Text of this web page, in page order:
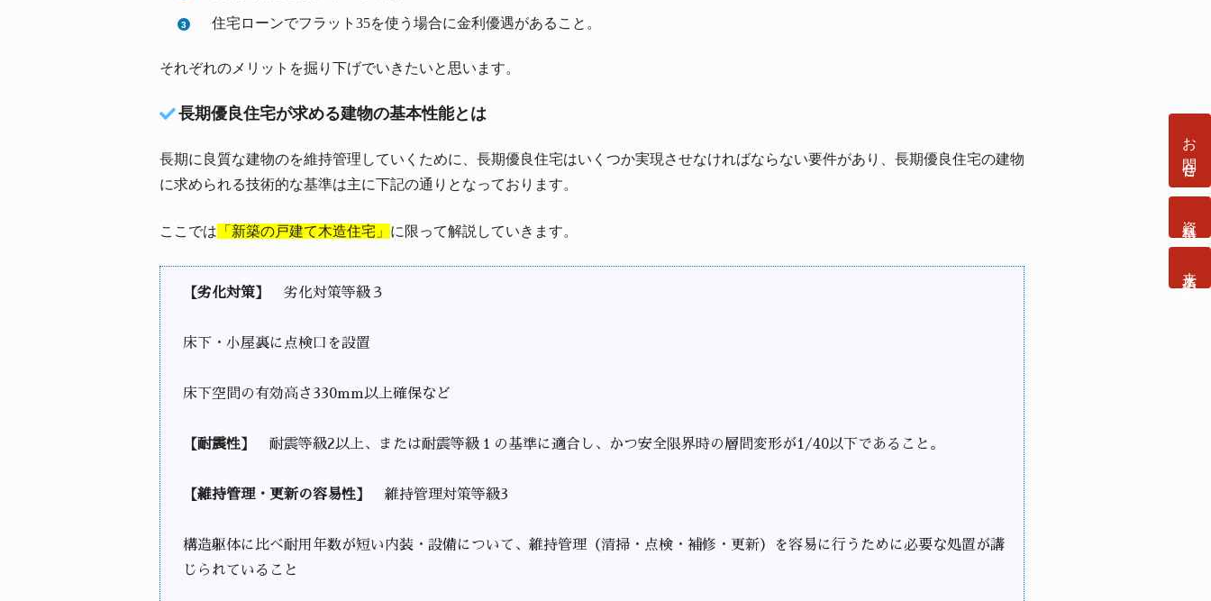
お問合せ
住宅ローンでフラット35を使う場合に金利優遇があること。
それぞれのメリットを掘り下げでいきたいと思います。
長期優良住宅が求める建物の基本性能とは
長期に良質な建物のを維持管理していくために、長期優良住宅はいくつか実現させなければならない要件があり、長期優良住宅の建物
に求められる技術的な基準は主に下記の通りとなっております。
ここでは 「新築の戸建て木造住宅」 に限って解説していきます。
【劣化対策】 劣化対策等級３
床下・小屋裏に点検口を設置
床下空間の有効高さ330mm以上確保など
【耐震性】 耐震等級2以上、または耐震等級１の基準に適合し、かつ安全限界時の層間変形が1/40以下であること。
【維持管理・更新の容易性】 維持管理対策等級3
構造躯体に比べ耐用年数が短い内装・設備について、維持管理（清掃・点検・補修・更新）を容易に行うために必要な処置が講
じられていること